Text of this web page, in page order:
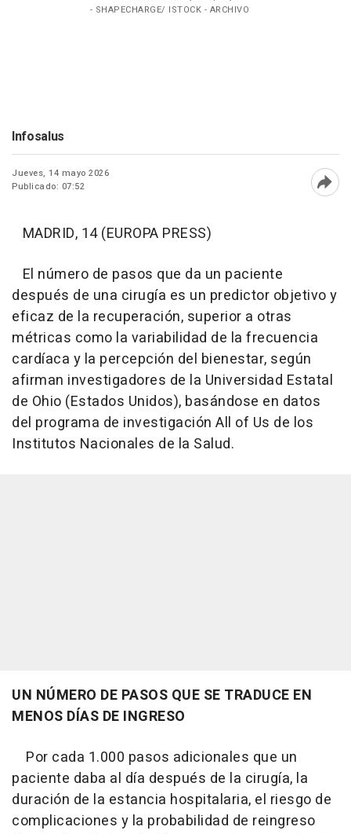
- SHAPECHARGE/ ISTOCK - ARCHIVO
Infosalus
Jueves, 14 mayo 2026
Publicado: 07:52
MADRID, 14 (EUROPA PRESS)
El número de pasos que da un paciente
después de una cirugía es un predictor objetivo y
eficaz de la recuperación, superior a otras
métricas como la variabilidad de la frecuencia
cardíaca y la percepción del bienestar, según
afirman investigadores de la Universidad Estatal
de Ohio (Estados Unidos), basándose en datos
del programa de investigación All of Us de los
Institutos Nacionales de la Salud.
UN NÚMERO DE PASOS QUE SE TRADUCE EN
MENOS DÍAS DE INGRESO
Por cada 1.000 pasos adicionales que un
paciente daba al día después de la cirugía, la
duración de la estancia hospitalaria, el riesgo de
complicaciones y la probabilidad de reingreso